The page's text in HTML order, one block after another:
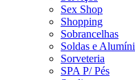
Sex Shop
Shopping
Sobrancelhas
Soldas e
Sorveteria
SPA P/ Pés